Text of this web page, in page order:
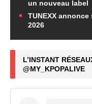
un nouveau label
TUNEXX
2026
L’INSTANT
@MY_KPOPALIVE